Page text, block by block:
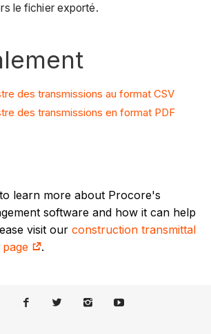
le fichier exporté.
des transmissions au format CSV
des transmissions en format PDF
learn more about Procore's
software and how it can help
visit ourconstruction transmittal
.